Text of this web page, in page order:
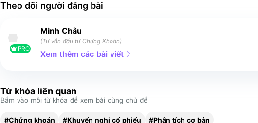
Theo dõi người đăng bài
PRO
Minh Châu
(Tư vấn đầu tư Chứng Khoán)
Xem thêm các bài viết
Từ khóa liên quan
Bấm vào mỗi từ khóa để xem bài cùng chủ đề
#Chứng khoán #Khuyến nghị cổ phiếu #Phân tích cơ bản